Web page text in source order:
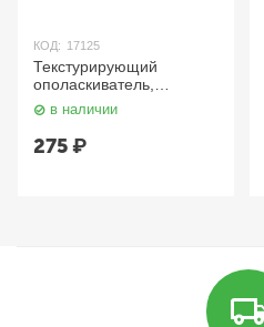
КОД: 17125
Текстурирующий
ополаскиватель,
антистатик + объём
(Omega-3), 200 мл.
Indigo
в наличии
275₽